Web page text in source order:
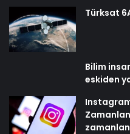
Türksat
Bilim
eskiden